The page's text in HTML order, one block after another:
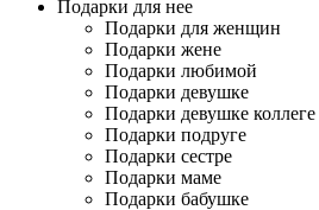
Подарки для нее
Подарки для женщин
Подарки жене
Подарки любимой
Подарки девушке
Подарки девушке коллеге
Подарки подруге
Подарки сестре
Подарки маме
Подарки бабушке